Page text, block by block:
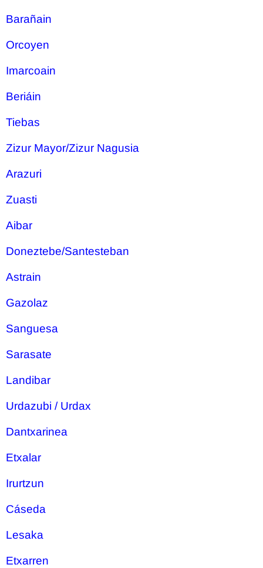
Barañain
Orcoyen
Imarcoain
Beriáin
Tiebas
Zizur Mayor/Zizur Nagusia
Arazuri
Zuasti
Aibar
Doneztebe/Santesteban
Astrain
Gazolaz
Sanguesa
Sarasate
Landibar
Urdazubi / Urdax
Dantxarinea
Etxalar
Irurtzun
Cáseda
Lesaka
Etxarren